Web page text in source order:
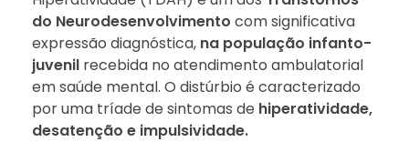
do Neurodesenvolvimento com significativa
expressão diagnóstica, na população infanto-
juvenil recebida no atendimento ambulatorial
em saúde mental. O distúrbio é caracterizado
por uma tríade de sintomas de hiperatividade,
desatenção e impulsividade.